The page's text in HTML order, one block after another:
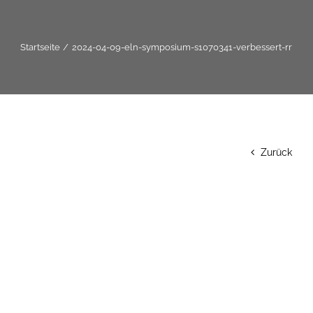
Startseite 2024-04-09-eln-symposium-s1070341-verbessert-rr
Zurück